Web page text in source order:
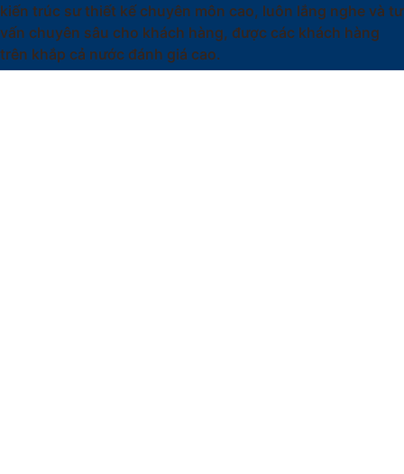
kiến trúc sư thiết kế chuyên môn cao, luôn lắng nghe và tư
vấn chuyên sâu cho khách hàng, được các khách hàng
trên khắp cả nước đánh giá cao.